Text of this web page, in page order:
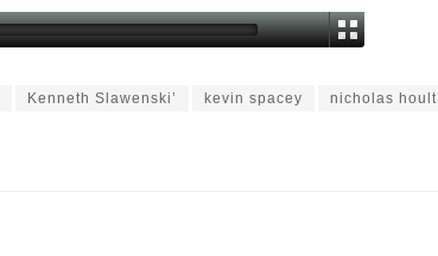
Kenneth Slawenski’ kevin spacey nicholas hoult